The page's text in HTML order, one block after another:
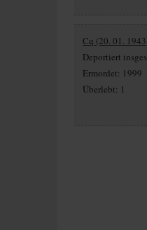
Cq (20. 01.
Deportiert
Ermordet: 1999
Überlebt: 1